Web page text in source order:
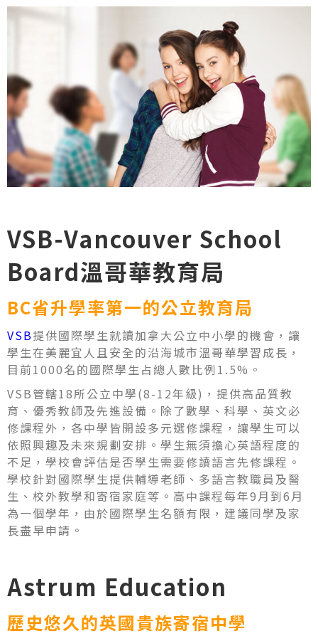
VSB-Vancouver School
Board溫哥華教育局
BC省升學率第一的公立教育局
VSB提供國際學生就讀加拿大公立中小學的機會，讓
學生在美麗宜人且安全的沿海城市溫哥華學習成長，
目前1000名的國際學生占總人數比例1.5%。
VSB管轄18所公立中學(8-12年級)，提供高品質教
育、優秀教師及先進設備。除了數學、科學、英文必
修課程外，各中學皆開設多元選修課程，讓學生可以
依照興趣及未來規劃安排。學生無須擔心英語程度的
不足，學校會評估是否學生需要修讀語言先修課程。
學校針對國際學生提供輔導老師、多語言教職員及醫
生、校外教學和寄宿家庭等。高中課程每年9月到6月
為一個學年，由於國際學生名額有限，建議同學及家
長盡早申請。
Astrum Education
歷史悠久的英國貴族寄宿中學